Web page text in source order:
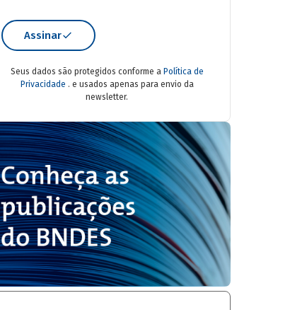
Assinar
Seus dados são protegidos conforme a Política de
Privacidade . e usados apenas para envio da
newsletter.